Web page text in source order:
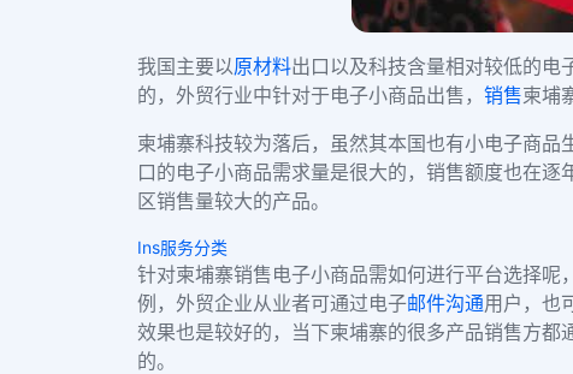
我国主要以原材料出口以及科技含量相对较低的电
的，外贸行业中针对于电子小商品出售， 销售柬埔
柬埔寨科技较为落后，虽然其本国也有小电子商品
口的电子小商品需求量是很大的，销售额度也在逐
区销售量较大的产品。
Ins服务分类
针对柬埔寨销售电子小商品需如何进行平台选择
例，外贸企业从业者可通过电子邮件沟通用户，也
效果也是较好的，当下柬埔寨的很多产品销售方都
的。